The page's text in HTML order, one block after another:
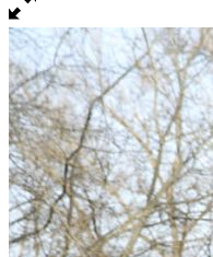
Szakkönyveink
Munkáink
Események
Kapcsolat